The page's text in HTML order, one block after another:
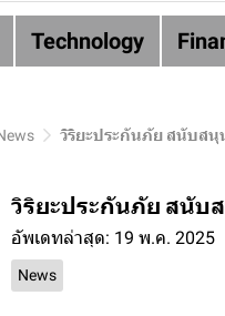
Technology
วิริยะประกันภัย สนับสนุ
วิริยะประกันภัย สนับ
อัพเดทล่าสุด: 19 พ.ค. 2025
News